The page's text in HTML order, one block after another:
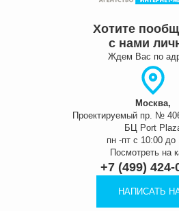
Хотите
с нами
Ждем Вас по
Москва,
Проектируемый пр. №
БЦ Port
пн -пт с 10:00 до
Посмотреть на
+7 (499) 424-
НАПИСАТЬ